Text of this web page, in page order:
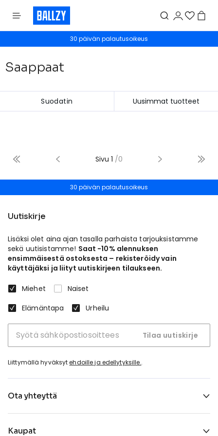
30 päivän palautusoikeus
Saappaat
Suodatin
Sivu 1 /0
30 päivän palautusoikeus
Uutiskirje
Lisäksi olet aina ajan tasalla parhaista tarjouksistamme
sekä uutisistamme! Saat -10% alennuksen
ensimmäisestä ostoksesta – rekisteröidy vain
käyttäjäksi ja liityt uutiskirjeen tilaukseen.
Miehet
Naiset
Elämäntapa
Urheilu
Tilaa uutiskirje
Liittymällä hyväksytehdoille ja edellytyksille..
Ota yhteyttä
Kaupat